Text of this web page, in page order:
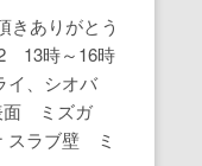
きありがとう
13時～16時
イ、シオバ
面 ミズガ
スラブ壁 ミ